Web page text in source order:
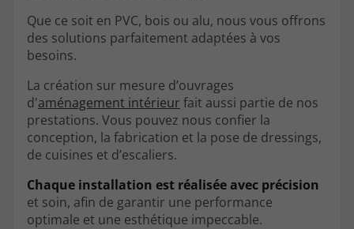
Que ce soit en PVC, bois ou alu, nous vous offrons
des solutions parfaitement adaptées à vos
besoins.
La création sur mesure d’ouvrages
d'aménagement intérieur fait aussi partie de nos
prestations. Vous pouvez nous confier la
conception, la fabrication et la pose de dressings,
de cuisines et d’escaliers.
Chaque installation est réalisée avec précision
et soin, afin de garantir une performance
optimale et une esthétique impeccable.